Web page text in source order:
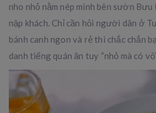
nho nhỏ nằm nép mình bên sườn
nập khách. Chỉ cần hỏi người dân ở
bánh canh ngon và rẻ thì chắc chắn
danh tiếng quán ăn tuy “nhỏ mà có